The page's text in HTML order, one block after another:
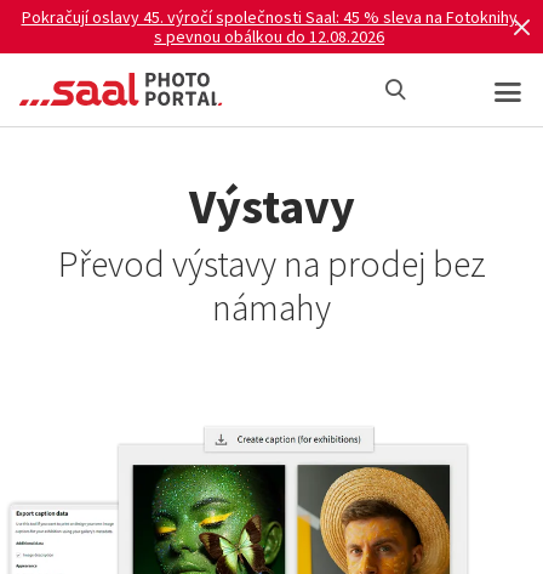
Pokračují oslavy 45. výročí společnosti Saal: 45 % sleva na Fotoknihy
s pevnou obálkou do 12.08.2026
Výstavy
Převod výstavy na prodej bez
námahy